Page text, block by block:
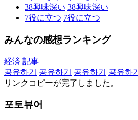
38興味深い 38興味深い
7役に立つ 7役に立つ
みんなの感想ランキング
経済 記事
공유하기
공유하기 공유하기 공유하기
リンクコピーが完了しました。
포토뷰어